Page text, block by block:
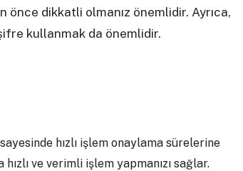
önce dikkatli olmanız önemlidir. Ayrıca,
kullanmak da önemlidir.
hızlı işlem onaylama sürelerine
ve verimli işlem yapmanızı sağlar.